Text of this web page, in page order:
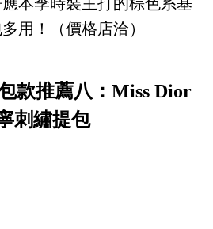
本季時裝主打的棕色系基
用！（價格店洽）
款推薦八：Miss Dior
刺繡提包